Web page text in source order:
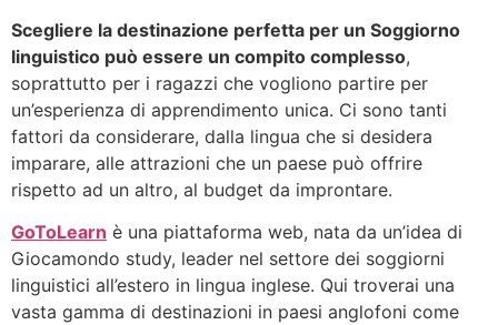
Scegliere la destinazione perfetta per un Soggiorno
linguistico può essere un compito complesso,
soprattutto per i ragazzi che vogliono partire per
un’esperienza di apprendimento unica. Ci sono tanti
fattori da considerare, dalla lingua che si desidera
imparare, alle attrazioni che un paese può offrire
rispetto ad un altro, al budget da improntare.
GoToLearn è una piattaforma web, nata da un’idea di
Giocamondo study, leader nel settore dei soggiorni
linguistici all’estero in lingua inglese. Qui troverai una
vasta gamma di destinazioni in paesi anglofoni come